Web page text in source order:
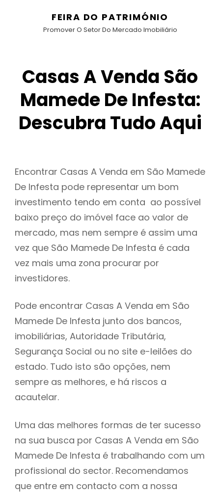
FEIRA DO PATRIMÓNIO
Promover O Setor Do Mercado Imobiliário
Casas A Venda São
Mamede De Infesta:
Descubra Tudo Aqui
Encontrar Casas A Venda em São Mamede
De Infesta pode representar um bom
investimento tendo em conta ao possível
baixo preço do imóvel face ao valor de
mercado, mas nem sempre é assim uma
vez que São Mamede De Infesta é cada
vez mais uma zona procurar por
investidores.
Pode encontrar Casas A Venda em São
Mamede De Infesta junto dos bancos,
imobiliárias, Autoridade Tributária,
Segurança Social ou no site e-leilões do
estado. Tudo isto são opções, nem
sempre as melhores, e há riscos a
acautelar.
Uma das melhores formas de ter sucesso
na sua busca por Casas A Venda em São
Mamede De Infesta é trabalhando com um
profissional do sector. Recomendamos
que entre em contacto com a nossa